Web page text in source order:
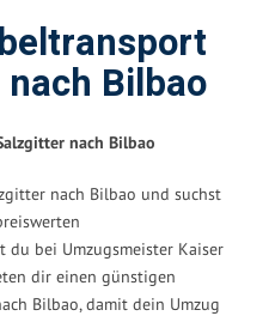
Bilbao
nach Bilbao
nach Bilbao und suchst
du bei Umzugsmeister Kaiser
dir einen günstigen
Bilbao, damit dein Umzug